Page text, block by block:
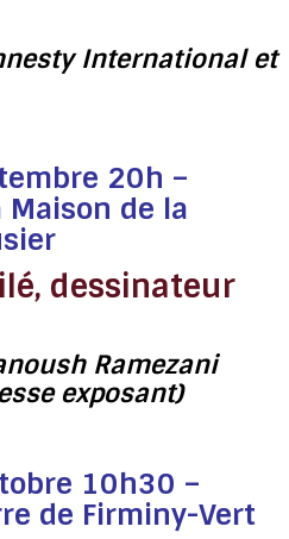
International et
20h –
de la
dessinateur
Ramezani
exposant)
10h30 –
de Firminy-Vert